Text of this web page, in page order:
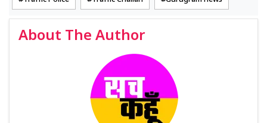
About The Author